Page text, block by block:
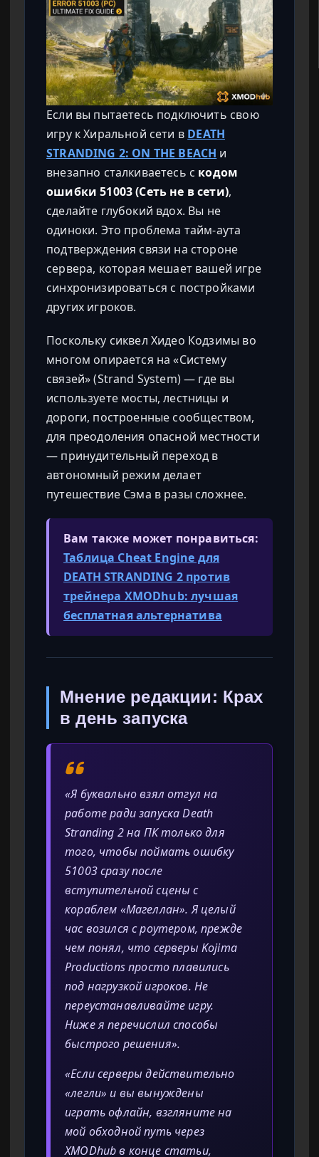
Если вы пытаетесь подключить свою
игру к Хиральной сети в DEATH
STRANDING 2: ON THE BEACH и
внезапно сталкиваетесь с кодом
ошибки 51003 (Сеть не в сети),
сделайте глубокий вдох. Вы не
одиноки. Это проблема тайм-аута
подтверждения связи на стороне
сервера, которая мешает вашей игре
синхронизироваться с постройками
других игроков.
Поскольку сиквел Хидео Кодзимы во
многом опирается на «Систему
связей» (Strand System) — где вы
используете мосты, лестницы и
дороги, построенные сообществом,
для преодоления опасной местности
— принудительный переход в
автономный режим делает
путешествие Сэма в разы сложнее.
Вам также может понравиться:
Таблица Cheat Engine для
DEATH STRANDING 2 против
трейнера XMODhub: лучшая
бесплатная альтернатива
Мнение редакции: Крах
в день запуска
«Я буквально взял отгул на
работе ради запуска Death
Stranding 2 на ПК только для
того, чтобы поймать ошибку
51003 сразу после
вступительной сцены с
кораблем «Магеллан». Я целый
час возился с роутером, прежде
чем понял, что серверы Kojima
Productions просто плавились
под нагрузкой игроков. Не
переустанавливайте игру.
Ниже я перечислил способы
быстрого решения».
«Если серверы действительно
«легли» и вы вынуждены
играть офлайн, взгляните на
мой обходной путь через
XMODhub в конце статьи,